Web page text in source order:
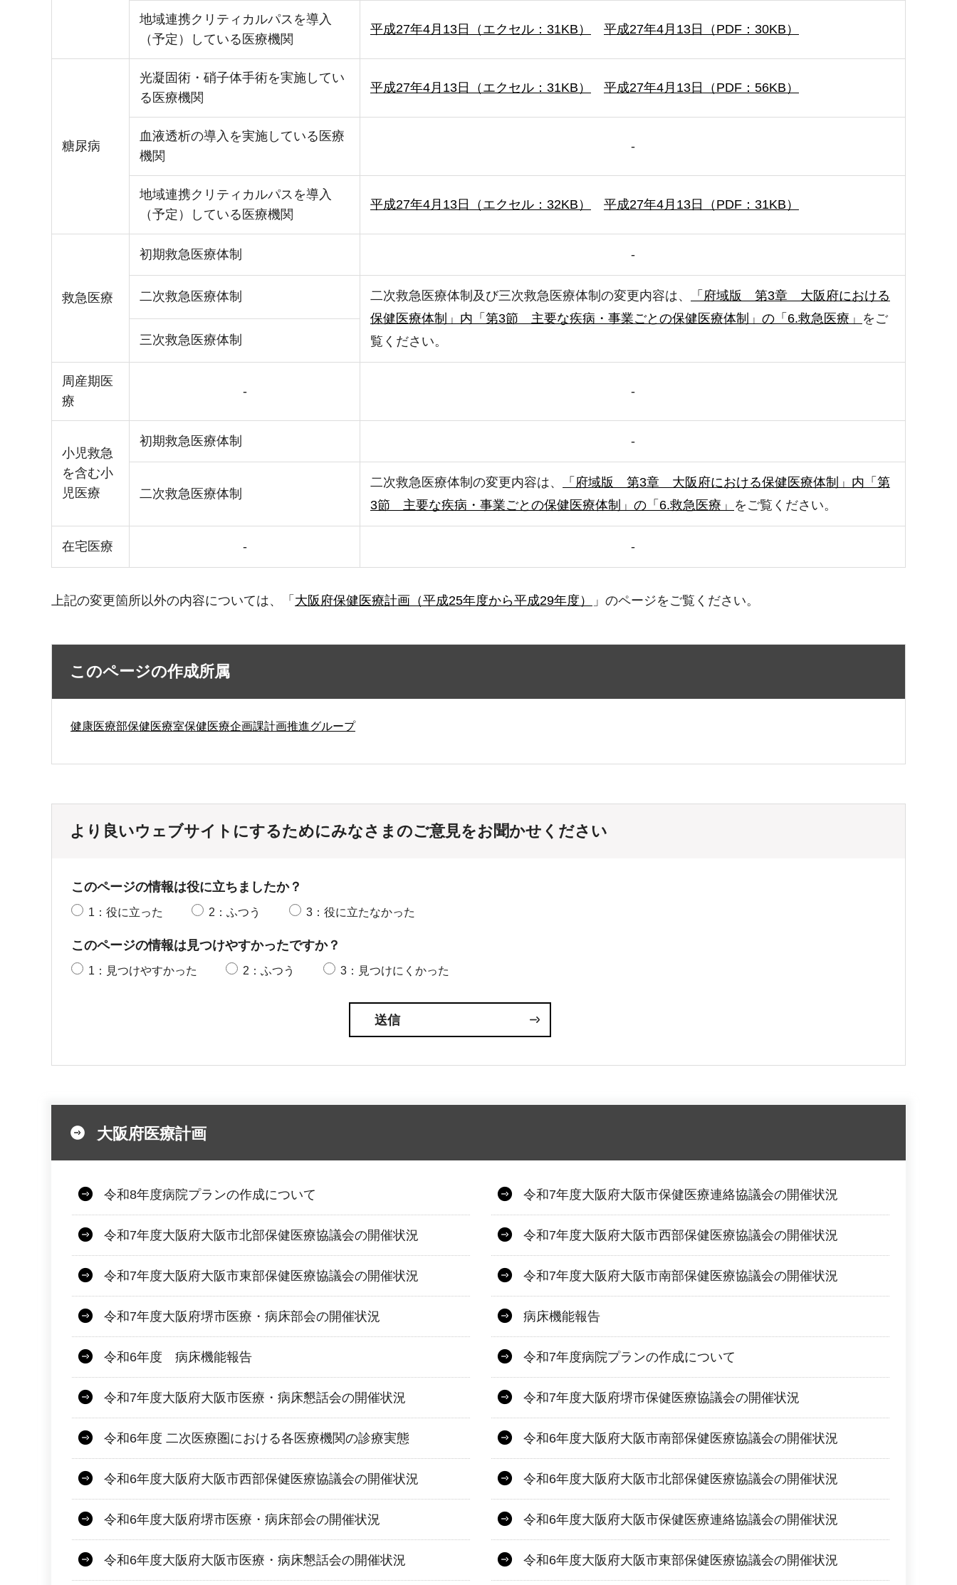
地域連携クリティカルパスを導入
（予定）している医療機関
平成27年4月13日（エクセル：31KB） 平成27年4月13日（PDF：30KB）
糖尿病
光凝固術・硝子体手術を実施してい
る医療機関
平成27年4月13日（エクセル：31KB） 平成27年4月13日（PDF：56KB）
血液透析の導入を実施している医療
機関
-
地域連携クリティカルパスを導入
（予定）している医療機関
平成27年4月13日（エクセル：32KB） 平成27年4月13日（PDF：31KB）
救急医療
初期救急医療体制 -
二次救急医療体制 二次救急医療体制及び三次救急医療体制の変更内容は、
「府域版 第3章 大阪府における
保健医療体制」内「第3節 主要な疾病・事業ごとの保健医療体制」の「6.救急医療」 をご
覧ください。
三次救急医療体制
周産期医
療
- -
小児救急
を含む小
児医療
初期救急医療体制 -
二次救急医療体制
二次救急医療体制の変更内容は、
「府域版 第3章 大阪府における保健医療体制」内「第
3節 主要な疾病・事業ごとの保健医療体制」の「6.救急医療」 をご覧ください。
在宅医療 - -
上記の変更箇所以外の内容については、「 大阪府保健医療計画（平成25年度から平成29年度） 」のページをご覧ください。
このページの作成所属
健康医療部保健医療室保健医療企画課計画推進グループ
より良いウェブサイトにするためにみなさまのご意見をお聞かせください
このページの情報は役に立ちましたか？
1：役に立った 2：ふつう 3：役に立たなかった
このページの情報は見つけやすかったですか？
1：見つけやすかった 2：ふつう 3：見つけにくかった
大阪府医療計画
令和8年度病院プランの作成について 令和7年度大阪府大阪市保健医療連絡協議会の開催状況
令和7年度大阪府大阪市北部保健医療協議会の開催状況 令和7年度大阪府大阪市西部保健医療協議会の開催状況
令和7年度大阪府大阪市東部保健医療協議会の開催状況 令和7年度大阪府大阪市南部保健医療協議会の開催状況
令和7年度大阪府堺市医療・病床部会の開催状況 病床機能報告
令和6年度 病床機能報告 令和7年度病院プランの作成について
令和7年度大阪府大阪市医療・病床懇話会の開催状況 令和7年度大阪府堺市保健医療協議会の開催状況
令和6年度 二次医療圏における各医療機関の診療実態 令和6年度大阪府大阪市南部保健医療協議会の開催状況
令和6年度大阪府大阪市西部保健医療協議会の開催状況 令和6年度大阪府大阪市北部保健医療協議会の開催状況
令和6年度大阪府堺市医療・病床部会の開催状況 令和6年度大阪府大阪市保健医療連絡協議会の開催状況
令和6年度大阪府大阪市医療・病床懇話会の開催状況 令和6年度大阪府大阪市東部保健医療協議会の開催状況